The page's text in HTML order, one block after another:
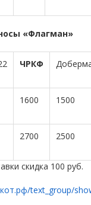
«Флагман»
ЧРКФ
1600 1500
2700 2500
скидка 100 руб.
text_group/